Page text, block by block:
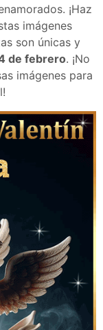
¡Haz
imágenes
son únicas y
de febrero. ¡No
imágenes para